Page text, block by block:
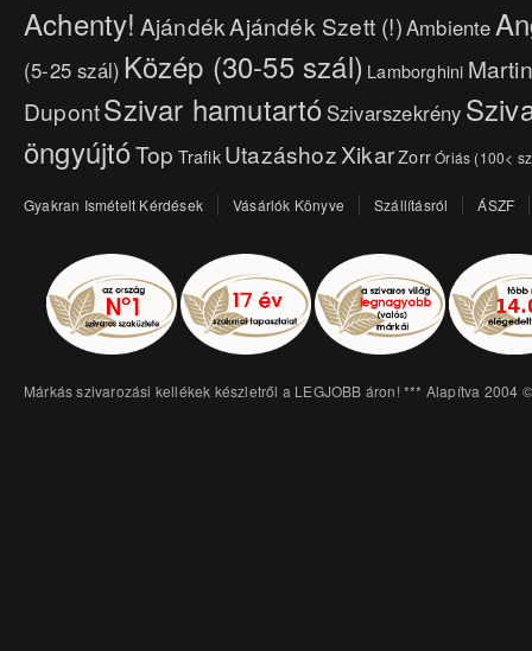
Achenty! AjándékAjándék Szett (!)Ambiente
(5-25 szál) Közép (30-55 szál) Lamborghini
DupontSzivar hamutartó Szivarszekrény
öngyújtóTop TrafikUtazáshozXikarZorrÓriás (100<
Gyakran Ismételt Kérdések Vásárlók Könyve Szállításról ÁSZF
Márkás szivarozási kellékek készletről a LEGJOBB áron! *** Alapítva 2004